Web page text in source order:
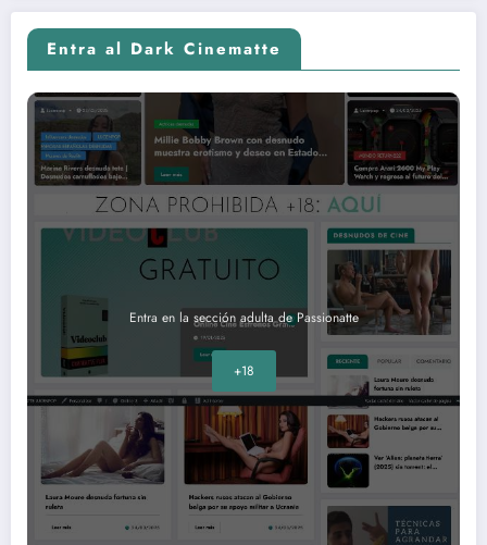
Entra al Dark Cinematte
Entra en la sección adulta de Passionatte
+18